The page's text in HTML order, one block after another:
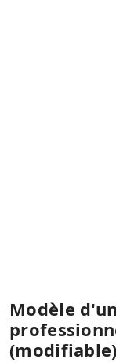
Modèle
(modifiable)